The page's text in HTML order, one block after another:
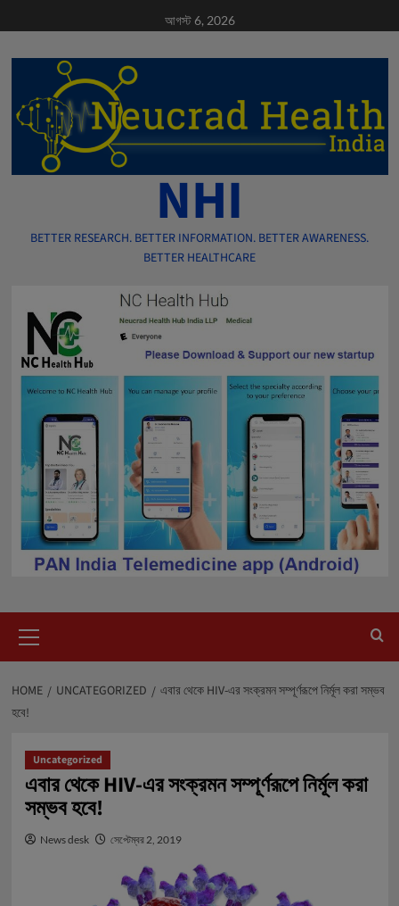
to
content
আগস্ট 6, 2026
NHI
BETTER RESEARCH. BETTER INFORMATION. BETTER AWARENESS.
BETTER HEALTHCARE
Menu
HOME UNCATEGORIZED
এবার থেকে HIV-এর সংক্রমন সম্পূর্ণরূপে নির্মূল করা‌ সম্ভব
হবে!
Uncategorized
এবার থেকে HIV-এর সংক্রমন সম্পূর্ণরূপে নির্মূল করা‌
সম্ভব হবে!
News desk সেপ্টেম্বর 2, 2019